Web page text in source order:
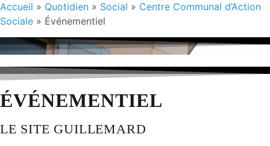
Accueil » Quotidien » Social » Centre Communal d’Action
Sociale » Événementiel
ÉVÉNEMENTIEL
LE SITE GUILLEMARD